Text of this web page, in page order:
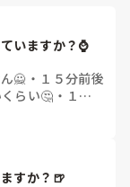
いますか？⌚
🙅 ・ １５分前後
らい🤔 ・ １時
すか？🍺